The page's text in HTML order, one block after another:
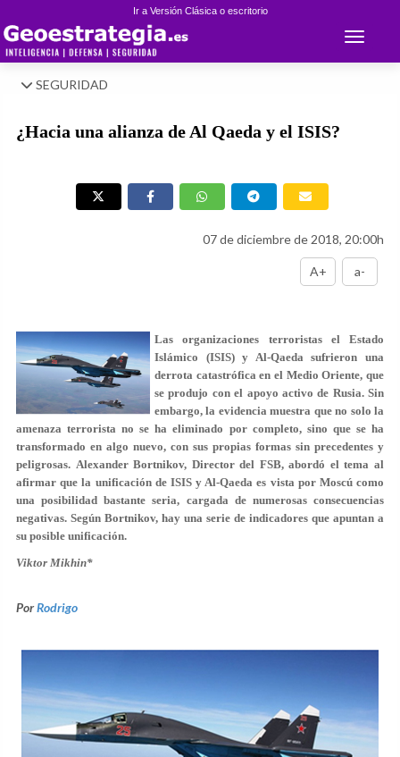
Ir a Versión Clásica o escritorio
Toggle
SEGURIDAD
¿Hacia una alianza de Al Qaeda y el ISIS?
07 de diciembre de 2018, 20:00h
A+ a-
Las organizaciones terroristas el Estado
Islámico (ISIS) y Al-Qaeda sufrieron una
derrota catastrófica en el Medio Oriente, que
se produjo con el apoyo activo de Rusia. Sin
embargo, la evidencia muestra que no solo la
amenaza terrorista no se ha eliminado por completo, sino que se ha
transformado en algo nuevo, con sus propias formas sin precedentes y
peligrosas. Alexander Bortnikov, Director del FSB, abordó el tema al
afirmar que la unificación de ISIS y Al-Qaeda es vista por Moscú como
una posibilidad bastante seria, cargada de numerosas consecuencias
negativas. Según Bortnikov, hay una serie de indicadores que apuntan a
su posible unificación.
Viktor Mikhin*
PorRodrigo